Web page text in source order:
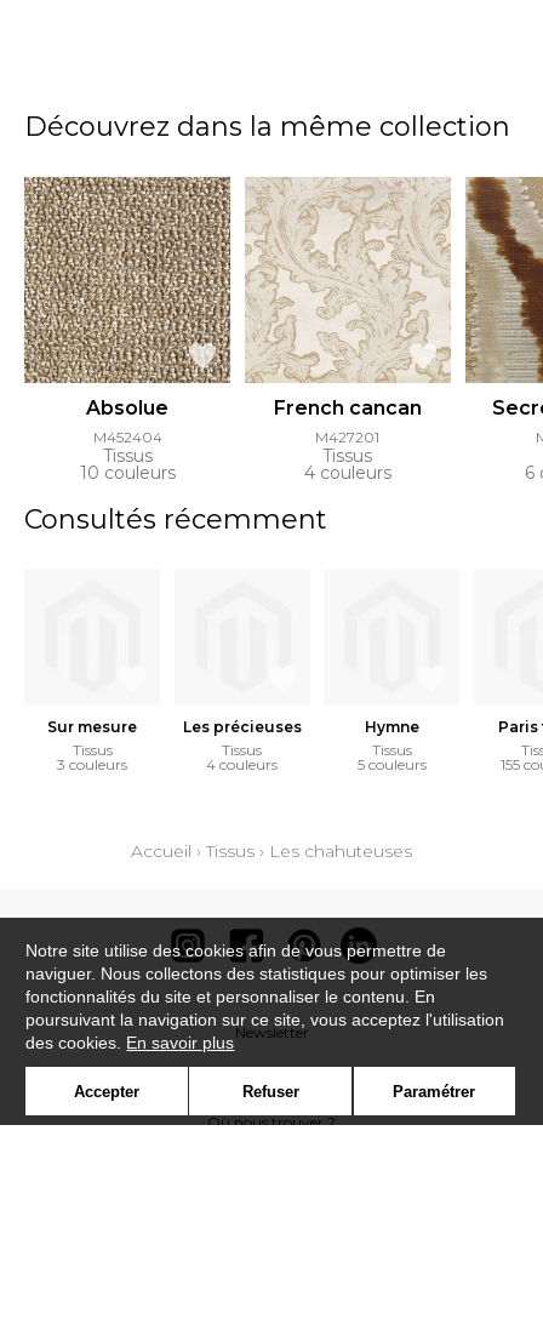
Découvrez dans la même collection
Absolue
M452404
Tissus
10 couleurs
French cancan
M427201
Tissus
4 couleurs 6
Consultés récemment
Sur mesure
Tissus
3 couleurs
Les précieuses
Tissus
4 couleurs
Hymne
Tissus
5 couleurs
Paris
155
Accueil ›Tissus › Les chahuteuses
Newsletter
Où nous trouver ?
Notre site utilise des cookies afin de vous permettre de
naviguer. Nous collectons des statistiques pour optimiser les
fonctionnalités du site et personnaliser le contenu. En
poursuivant la navigation sur ce site, vous acceptez l'utilisation
des cookies. En savoir plus
Accepter Refuser Paramétrer